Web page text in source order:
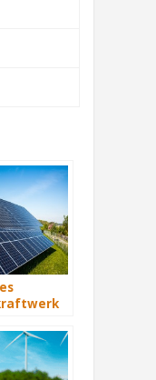
Netz